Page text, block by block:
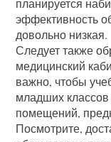
планируется
эффективность
довольно низкая.
Следует также
медицинский
важно, чтобы
младших классов
помещений,
Посмотрите,